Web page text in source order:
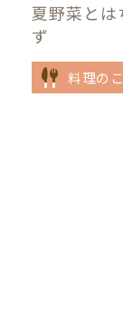
夏野菜とは
ず
料理の